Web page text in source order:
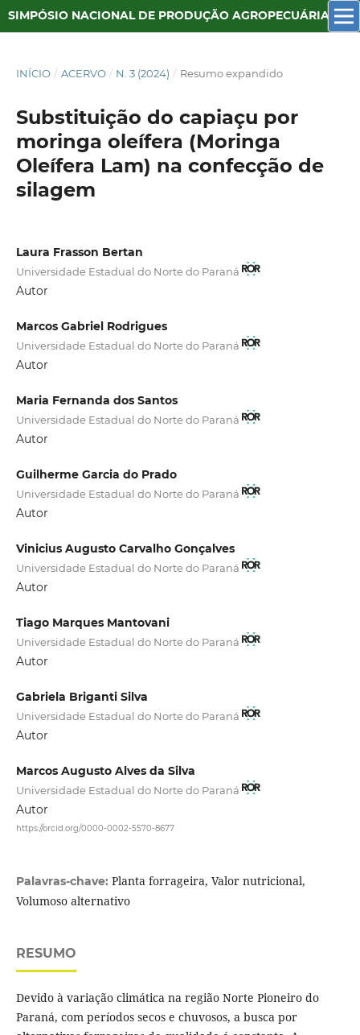
SIMPÓSIO NACIONAL DE PRODUÇÃO AGROPECUÁRIA SUSTENTÁVEL
INÍCIO / ACERVO / N. 3 (2024) / Resumo expandido
Substituição do capiaçu por
moringa oleífera (Moringa
Oleífera Lam) na confecção de
silagem
Laura Frasson Bertan
Universidade Estadual do Norte do Paraná
Autor
Marcos Gabriel Rodrigues
Universidade Estadual do Norte do Paraná
Autor
Maria Fernanda dos Santos
Universidade Estadual do Norte do Paraná
Autor
Guilherme Garcia do Prado
Universidade Estadual do Norte do Paraná
Autor
Vinicius Augusto Carvalho Gonçalves
Universidade Estadual do Norte do Paraná
Autor
Tiago Marques Mantovani
Universidade Estadual do Norte do Paraná
Autor
Gabriela Briganti Silva
Universidade Estadual do Norte do Paraná
Autor
Marcos Augusto Alves da Silva
Universidade Estadual do Norte do Paraná
Autor
https://orcid.org/0000-0002-5570-8677
Palavras-chave: Planta forrageira, Valor nutricional,
Volumoso alternativo
RESUMO
Devido à variação climática na região Norte Pioneiro do
Paraná, com períodos secos e chuvosos, a busca por